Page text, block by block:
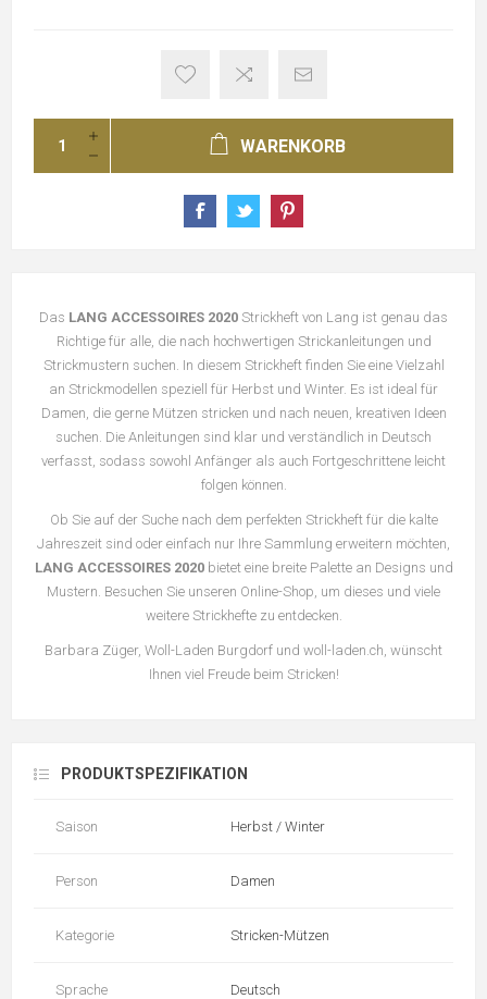
WARENKORB
Das LANG ACCESSOIRES 2020 Strickheft von Lang ist genau das
Richtige für alle, die nach hochwertigen Strickanleitungen und
Strickmustern suchen. In diesem Strickheft finden Sie eine Vielzahl
an Strickmodellen speziell für Herbst und Winter. Es ist ideal für
Damen, die gerne Mützen stricken und nach neuen, kreativen Ideen
suchen. Die Anleitungen sind klar und verständlich in Deutsch
verfasst, sodass sowohl Anfänger als auch Fortgeschrittene leicht
folgen können.
Ob Sie auf der Suche nach dem perfekten Strickheft für die kalte
Jahreszeit sind oder einfach nur Ihre Sammlung erweitern möchten,
LANG ACCESSOIRES 2020bietet eine breite Palette an Designs und
Mustern. Besuchen Sie unseren Online-Shop, um dieses und viele
weitere Strickhefte zu entdecken.
Barbara Züger, Woll-Laden Burgdorf und woll-laden.ch, wünscht
Ihnen viel Freude beim Stricken!
PRODUKTSPEZIFIKATION
Saison Herbst / Winter
Person Damen
Kategorie Stricken-Mützen
Sprache Deutsch